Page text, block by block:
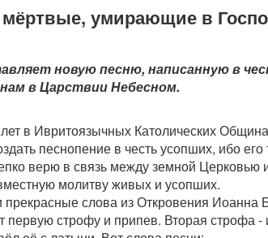
умирающие в
новую песню, написанную в
в Царствии Небесном.
в Ивритоязычных Католических
песнопение в честь усопших, ибо
верю в связь между земной Церковью
молитву живых и усопших.
слова из Откровения Иоанна
первую строфу и припев. Вторая строфа -